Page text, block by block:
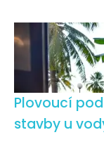
Plovoucí
stavby u